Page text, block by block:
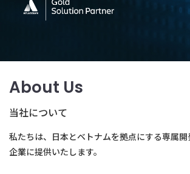
About Us
当社について
私たちは、日本とベトナムを拠点にする専属
企業に提供いたします。